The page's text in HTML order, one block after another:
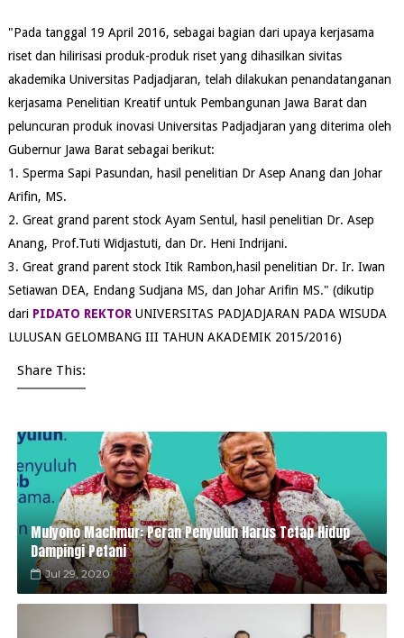
"Pada tanggal 19 April 2016, sebagai bagian dari upaya kerjasama
riset dan hilirisasi produk-produk riset yang dihasilkan sivitas
akademika Universitas Padjadjaran, telah dilakukan penandatanganan
kerjasama Penelitian Kreatif untuk Pembangunan Jawa Barat dan
peluncuran produk inovasi Universitas Padjadjaran yang diterima oleh
Gubernur Jawa Barat sebagai berikut:
1. Sperma Sapi Pasundan, hasil penelitian Dr Asep Anang dan Johar
Arifin, MS.
2. Great grand parent stock Ayam Sentul, hasil penelitian Dr. Asep
Anang, Prof.Tuti Widjastuti, dan Dr. Heni Indrijani.
3. Great grand parent stock Itik Rambon,hasil penelitian Dr. Ir. Iwan
Setiawan DEA, Endang Sudjana MS, dan Johar Arifin MS." (dikutip
dari PIDATO REKTORUNIVERSITAS PADJADJARAN PADA WISUDA
LULUSAN GELOMBANG III TAHUN AKADEMIK 2015/2016)
Share This:
Mulyono Machmur: Peran Penyuluh Harus Tetap Hidup
Dampingi Petani
Jul 29, 2020